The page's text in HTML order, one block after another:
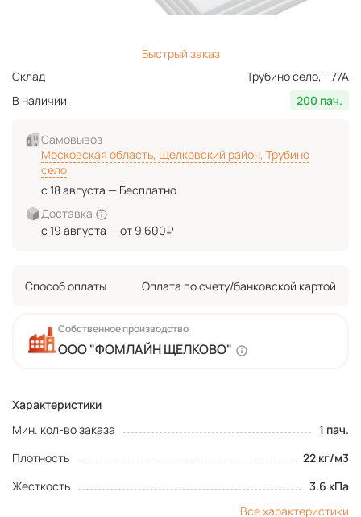
Характеристики
Мин. кол-во заказа
1 пач.
Плотность
22 кг/м3
Жесткость
3.6 кПа
Все характеристики
Собственное производство
ООО "ФОМЛАЙН ЩЕЛКОВО"
Быстрый заказ
Склад
Трубино село, - 77А
В наличии
200 пач.
Самовывоз
Московская область, Щелковский район, Трубино
село
с 18 августа — Бесплатно
Доставка
с 19 августа — от 9 600₽
Способ оплаты Оплата по счету/банковской картой